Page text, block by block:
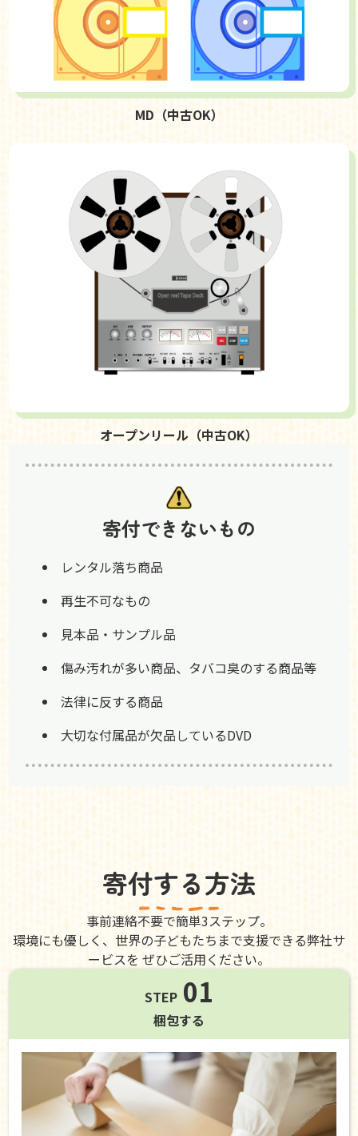
MD（中古OK）
オープンリール（中古OK）
寄付できないもの
レンタル落ち商品
再生不可なもの
見本品・サンプル品
傷み汚れが多い商品、タバコ臭のする商品等
法律に反する商品
大切な付属品が欠品しているDVD
寄付する方法
事前連絡不要で簡単3ステップ。
環境にも優しく、世界の子どもたちまで支援できる弊社サ
ービスを ぜひご活用ください。
STEP 01
梱包する